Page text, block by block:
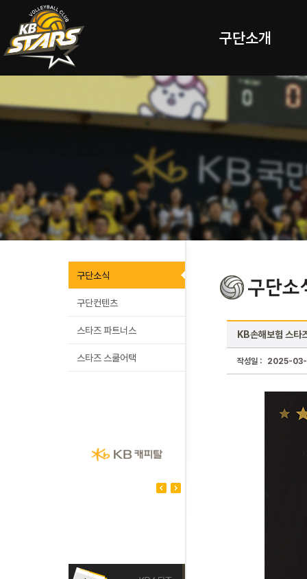
구단소개
구단소식
구단컨텐츠
스타즈 파트너스
스타즈 스쿨어택
KB손해보험 스타
작성일 : 2025-